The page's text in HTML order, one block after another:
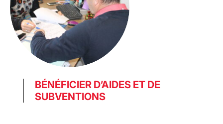
BÉNÉFICIER D’AIDES ET DE
SUBVENTIONS